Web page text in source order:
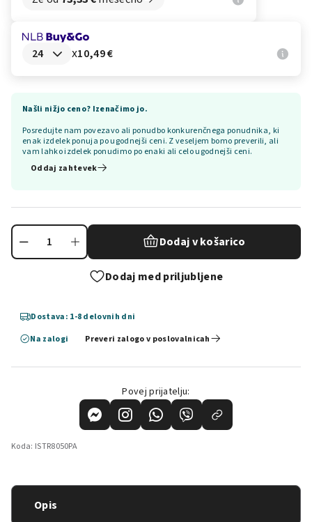
x10,49 €
Našli nižjo ceno? Izenačimo jo.
Posredujte nam povezavo ali ponudbo konkurenčnega ponudnika, ki
enak izdelek ponuja po ugodnejši ceni. Z veseljem bomo preverili, ali
vam lahko izdelek ponudimo po enaki ali celo ugodnejši ceni.
Oddaj zahtevek
Dodaj v košarico
Dodaj med priljubljene
Dostava: 1-8 delovnih dni
Na zalogi
Preveri zalogo v poslovalnicah
Povej prijatelju:
Koda: ISTR8050PA
Opis